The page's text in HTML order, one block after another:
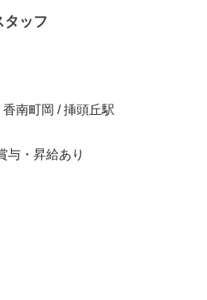
タッフ
南町岡 / 挿頭丘駅
与・昇給あり